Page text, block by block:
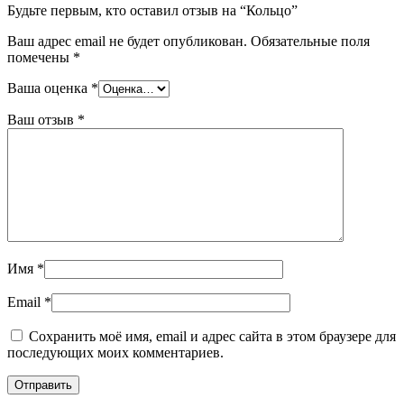
Будьте первым, кто оставил отзыв на “Кольцо”
Ваш адрес email не будет опубликован. Обязательные поля
помечены *
Ваша оценка *
Ваш отзыв *
Имя *
Email *
Сохранить моё имя, email и адрес сайта в этом браузере для
последующих моих комментариев.